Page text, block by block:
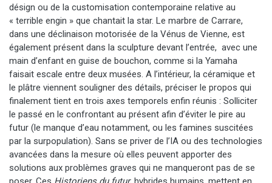
désign ou de la customisation contemporaine relative au
« terrible engin » que chantait la star. Le marbre de Carrare,
dans une déclinaison motorisée de la Vénus de Vienne, est
également présent dans la sculpture devant l’entrée, avec une
main d’enfant en guise de bouchon, comme si la Yamaha
faisait escale entre deux musées. A l’intérieur, la céramique et
le plâtre viennent souligner des détails, préciser le propos qui
finalement tient en trois axes temporels enfin réunis : Solliciter
le passé en le confrontant au présent afin d’éviter le pire au
futur (le manque d’eau notamment, ou les famines suscitées
par la surpopulation). Sans se priver de l’IA ou des technologies
avancées dans la mesure où elles peuvent apporter des
solutions aux problèmes graves qui ne manqueront pas de se